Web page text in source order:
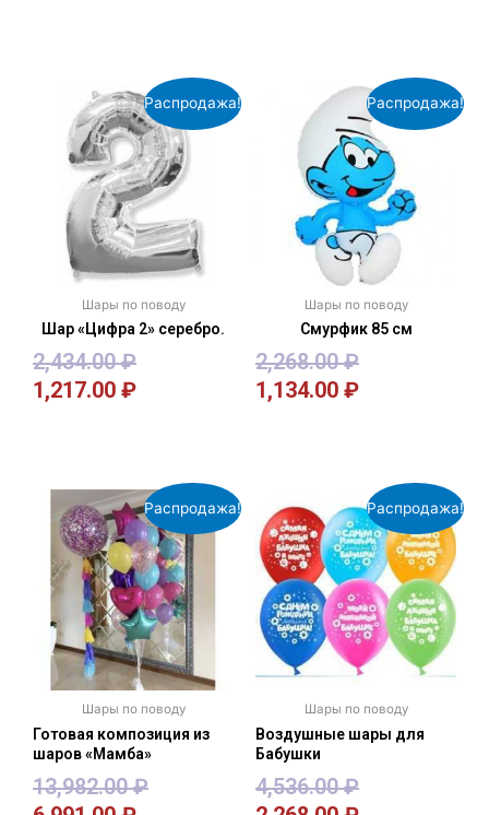
Распродажа!
Шары по поводу
Шар «Цифра 2» серебро.
2,434.00₽
1,217.00 ₽
Распродажа!
Шары по поводу
Смурфик 85 см
2,268.00₽
1,134.00 ₽
Распродажа!
Шары по поводу
Готовая композиция из
шаров «Мамба»
13,982.00₽
Распродажа!
Шары по поводу
Воздушные шары для
Бабушки
4,536.00₽